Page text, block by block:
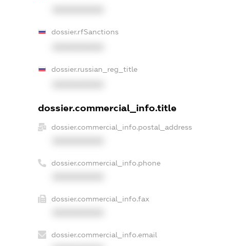
dossier.rfSanctions
dossier.russian_reg_title
dossier.commercial_info.title
dossier.commercial_info.postal_address
dossier.commercial_info.phone
dossier.commercial_info.fax
dossier.commercial_info.email